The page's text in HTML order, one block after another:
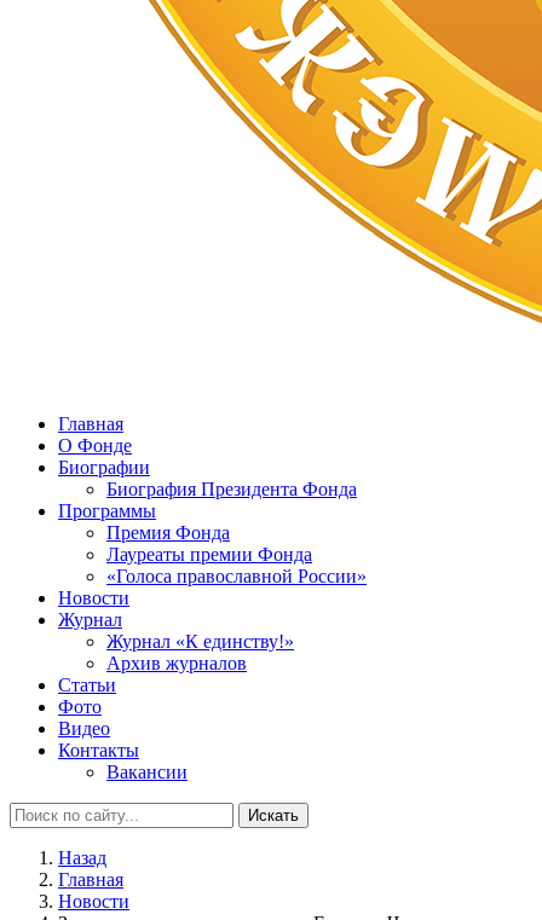
Главная
О Фонде
Биографии
Биография Президента Фонда
Программы
Премия Фонда
Лауреаты премии Фонда
«Голоса православной России»
Новости
Журнал
Журнал «К единству!»
Архив журналов
Статьи
Фото
Видео
Контакты
Вакансии
Искать
Назад
Главная
Новости